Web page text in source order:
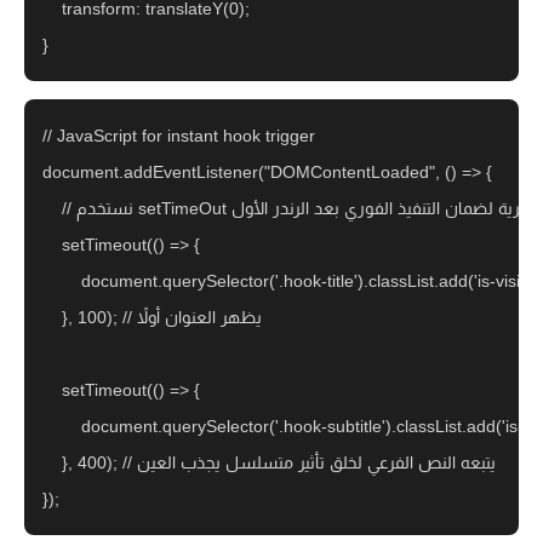
    transform: translateY(0);
// JavaScript for instant hook trigger
document.addEventListener("DOMContentLoaded", () => {
    // نستخدم setTimeOut بمدة صفرية لضمان التنفيذ الفوري بعد الرندر الأول
    setTimeout(() => {
document.querySelector('.hook-title').classList.add('is-
    }, 100); // يظهر العنوان أولاً
    setTimeout(() => {
document.querySelector('.hook-subtitle').classList.add('is-
    }, 400); // يتبعه النص الفرعي لخلق تأثير متسلسل يجذب العين